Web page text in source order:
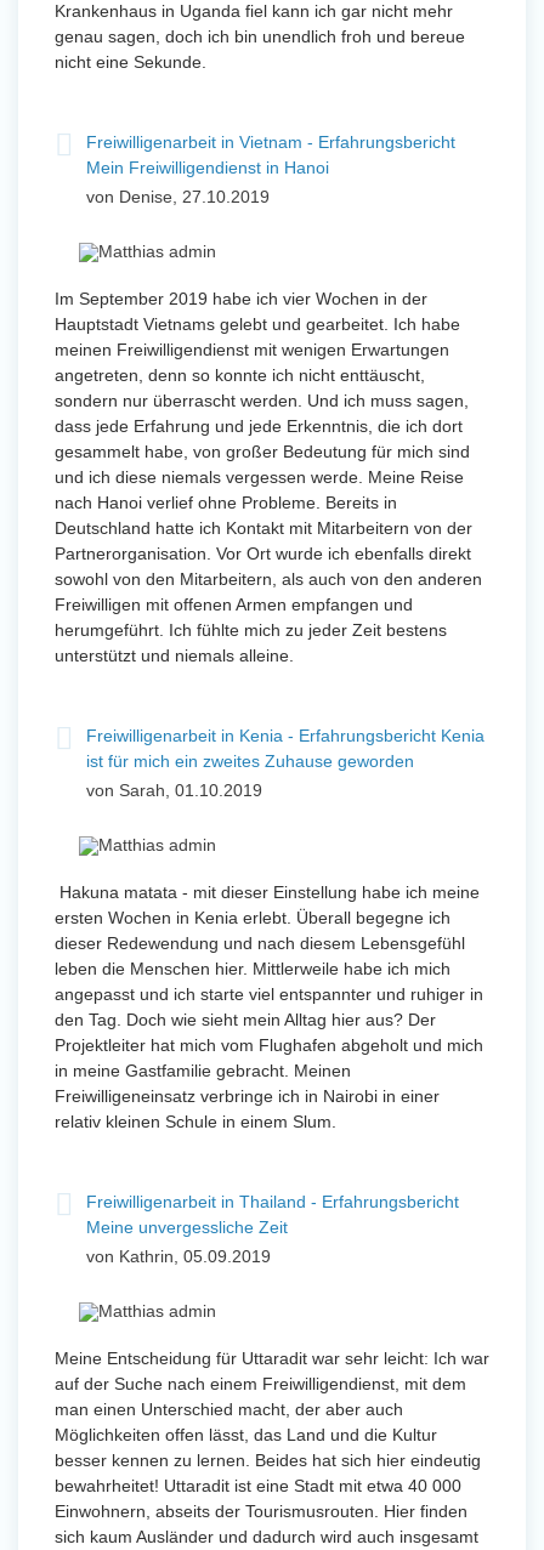
Krankenhaus in Uganda fiel kann ich gar nicht mehr
genau sagen, doch ich bin unendlich froh und bereue
nicht eine Sekunde.
Freiwilligenarbeit in Vietnam - Erfahrungsbericht
Mein Freiwilligendienst in Hanoi
von Denise, 27.10.2019
Im September 2019 habe ich vier Wochen in der
Hauptstadt Vietnams gelebt und gearbeitet. Ich habe
meinen Freiwilligendienst mit wenigen Erwartungen
angetreten, denn so konnte ich nicht enttäuscht,
sondern nur überrascht werden. Und ich muss sagen,
dass jede Erfahrung und jede Erkenntnis, die ich dort
gesammelt habe, von großer Bedeutung für mich sind
und ich diese niemals vergessen werde. Meine Reise
nach Hanoi verlief ohne Probleme. Bereits in
Deutschland hatte ich Kontakt mit Mitarbeitern von der
Partnerorganisation. Vor Ort wurde ich ebenfalls direkt
sowohl von den Mitarbeitern, als auch von den anderen
Freiwilligen mit offenen Armen empfangen und
herumgeführt. Ich fühlte mich zu jeder Zeit bestens
unterstützt und niemals alleine.
Freiwilligenarbeit in Kenia - Erfahrungsbericht Kenia
ist für mich ein zweites Zuhause geworden
von Sarah, 01.10.2019
Hakuna matata - mit dieser Einstellung habe ich meine
ersten Wochen in Kenia erlebt. Überall begegne ich
dieser Redewendung und nach diesem Lebensgefühl
leben die Menschen hier. Mittlerweile habe ich mich
angepasst und ich starte viel entspannter und ruhiger in
den Tag. Doch wie sieht mein Alltag hier aus? Der
Projektleiter hat mich vom Flughafen abgeholt und mich
in meine Gastfamilie gebracht. Meinen
Freiwilligeneinsatz verbringe ich in Nairobi in einer
relativ kleinen Schule in einem Slum.
Freiwilligenarbeit in Thailand - Erfahrungsbericht
Meine unvergessliche Zeit
von Kathrin, 05.09.2019
Meine Entscheidung für Uttaradit war sehr leicht: Ich war
auf der Suche nach einem Freiwilligendienst, mit dem
man einen Unterschied macht, der aber auch
Möglichkeiten offen lässt, das Land und die Kultur
besser kennen zu lernen. Beides hat sich hier eindeutig
bewahrheitet! Uttaradit ist eine Stadt mit etwa 40 000
Einwohnern, abseits der Tourismusrouten. Hier finden
sich kaum Ausländer und dadurch wird auch insgesamt